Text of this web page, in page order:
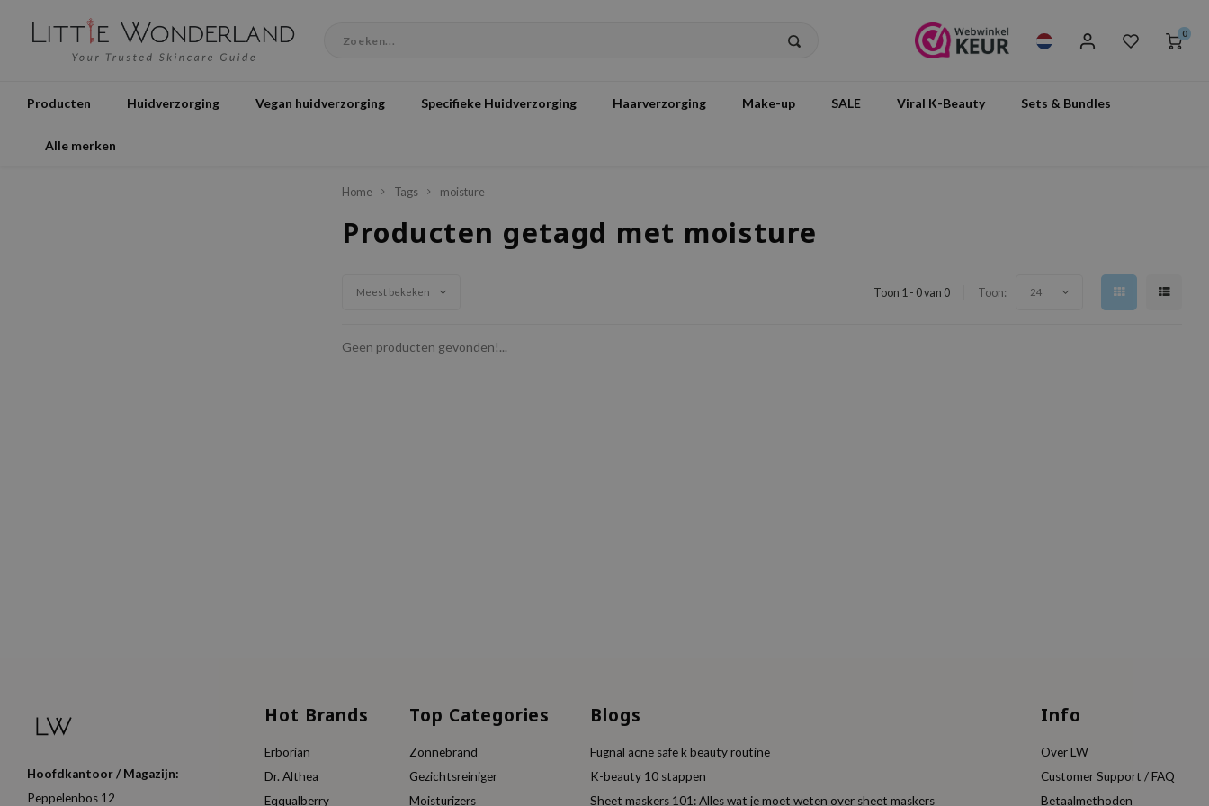
0
Producten Huidverzorging Vegan huidverzorging Specifieke Huidverzorging Haarverzorging Make-up SALE Viral K-Beauty Sets & Bundles
Alle merken
Home Tags moisture
Producten getagd met moisture
Meest bekeken Toon 1 - 0 van 0 Toon: 24
Geen producten gevonden!...
Hoofdkantoor / Magazijn:
Peppelenbos 12
Hot Brands
Erborian
Dr. Althea
Eqqualberry
Top Categories
Zonnebrand
Gezichtsreiniger
Moisturizers
Blogs
Fugnal acne safe k beauty routine
K-beauty 10 stappen
Sheet maskers 101: Alles wat je moet weten over sheet maskers
Info
Over LW
Customer Support / FAQ
Betaalmethoden